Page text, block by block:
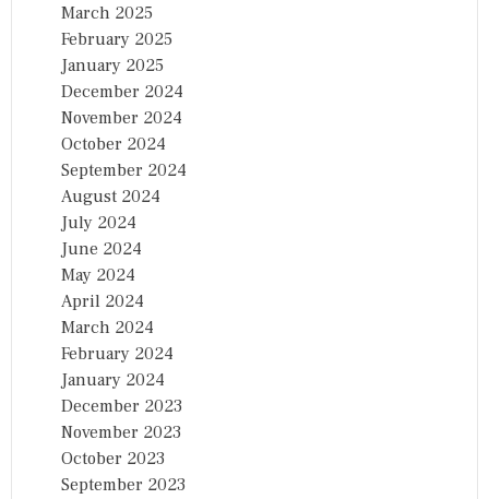
March 2025
February 2025
January 2025
December 2024
November 2024
October 2024
September 2024
August 2024
July 2024
June 2024
May 2024
April 2024
March 2024
February 2024
January 2024
December 2023
November 2023
October 2023
September 2023